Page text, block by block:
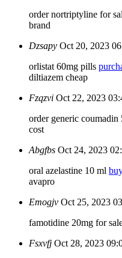
order nortriptyline for
brand
Dzsapy Oct 20, 2023
orlistat 60mg pills
diltiazem cheap
Fzqzvi Oct 22, 2023
order generic coumadin
cost
Abgfbs Oct 24, 2023
oral azelastine 10 ml
avapro
Emogjv Oct 25, 2023
famotidine 20mg for
Fsxvfj Oct 28, 2023